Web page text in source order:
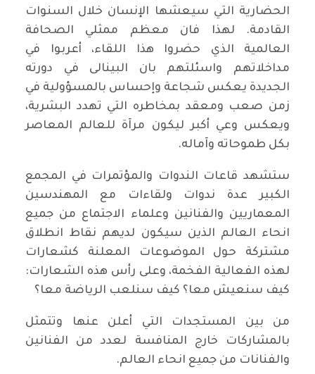
الحضارية التي سيعشها الإنسان خلال السنوات
القادمة. لهذا فان معظم ممثلي الصحافة
العالمية الذي حضروا هذا اللقاء، أعربوا في
مداخلاتهم واسئلتهم بان البينالى في دورته
الجديدة يعكس شجاعة وإحساس بالمسؤولية في
زمن صعب ومعقد بمخاطره التي تهدد البشرية،
ويعكس وعي أكبر ليكون مرآة للعالم المعاصر
بكل طموحاته وآماله.
ستشهد قاعات الندوات والمؤتمرات في المجمع
الكبير عدة ندوات ولقاءات مع المهندسين
المعماريين والفنانين وعلماء الاجتماع من جميع
انحاء العالم الذين سيكون لديهم نقاط انطلاق
مشتركة حول الموضوعات المعلنة كشعارات
لهذه الفعالية الفخمة، وعلى رأس هذه الشعارات:
كيف سنعيش معا؟ كيف سنلعب الرياضة معا؟
من بين المستجدات التي أعلن عنها وتتمثل
بالمشاركات خارج المنافسة لعدد من الفنانين
والفنانات من جميع انحاء العالم.